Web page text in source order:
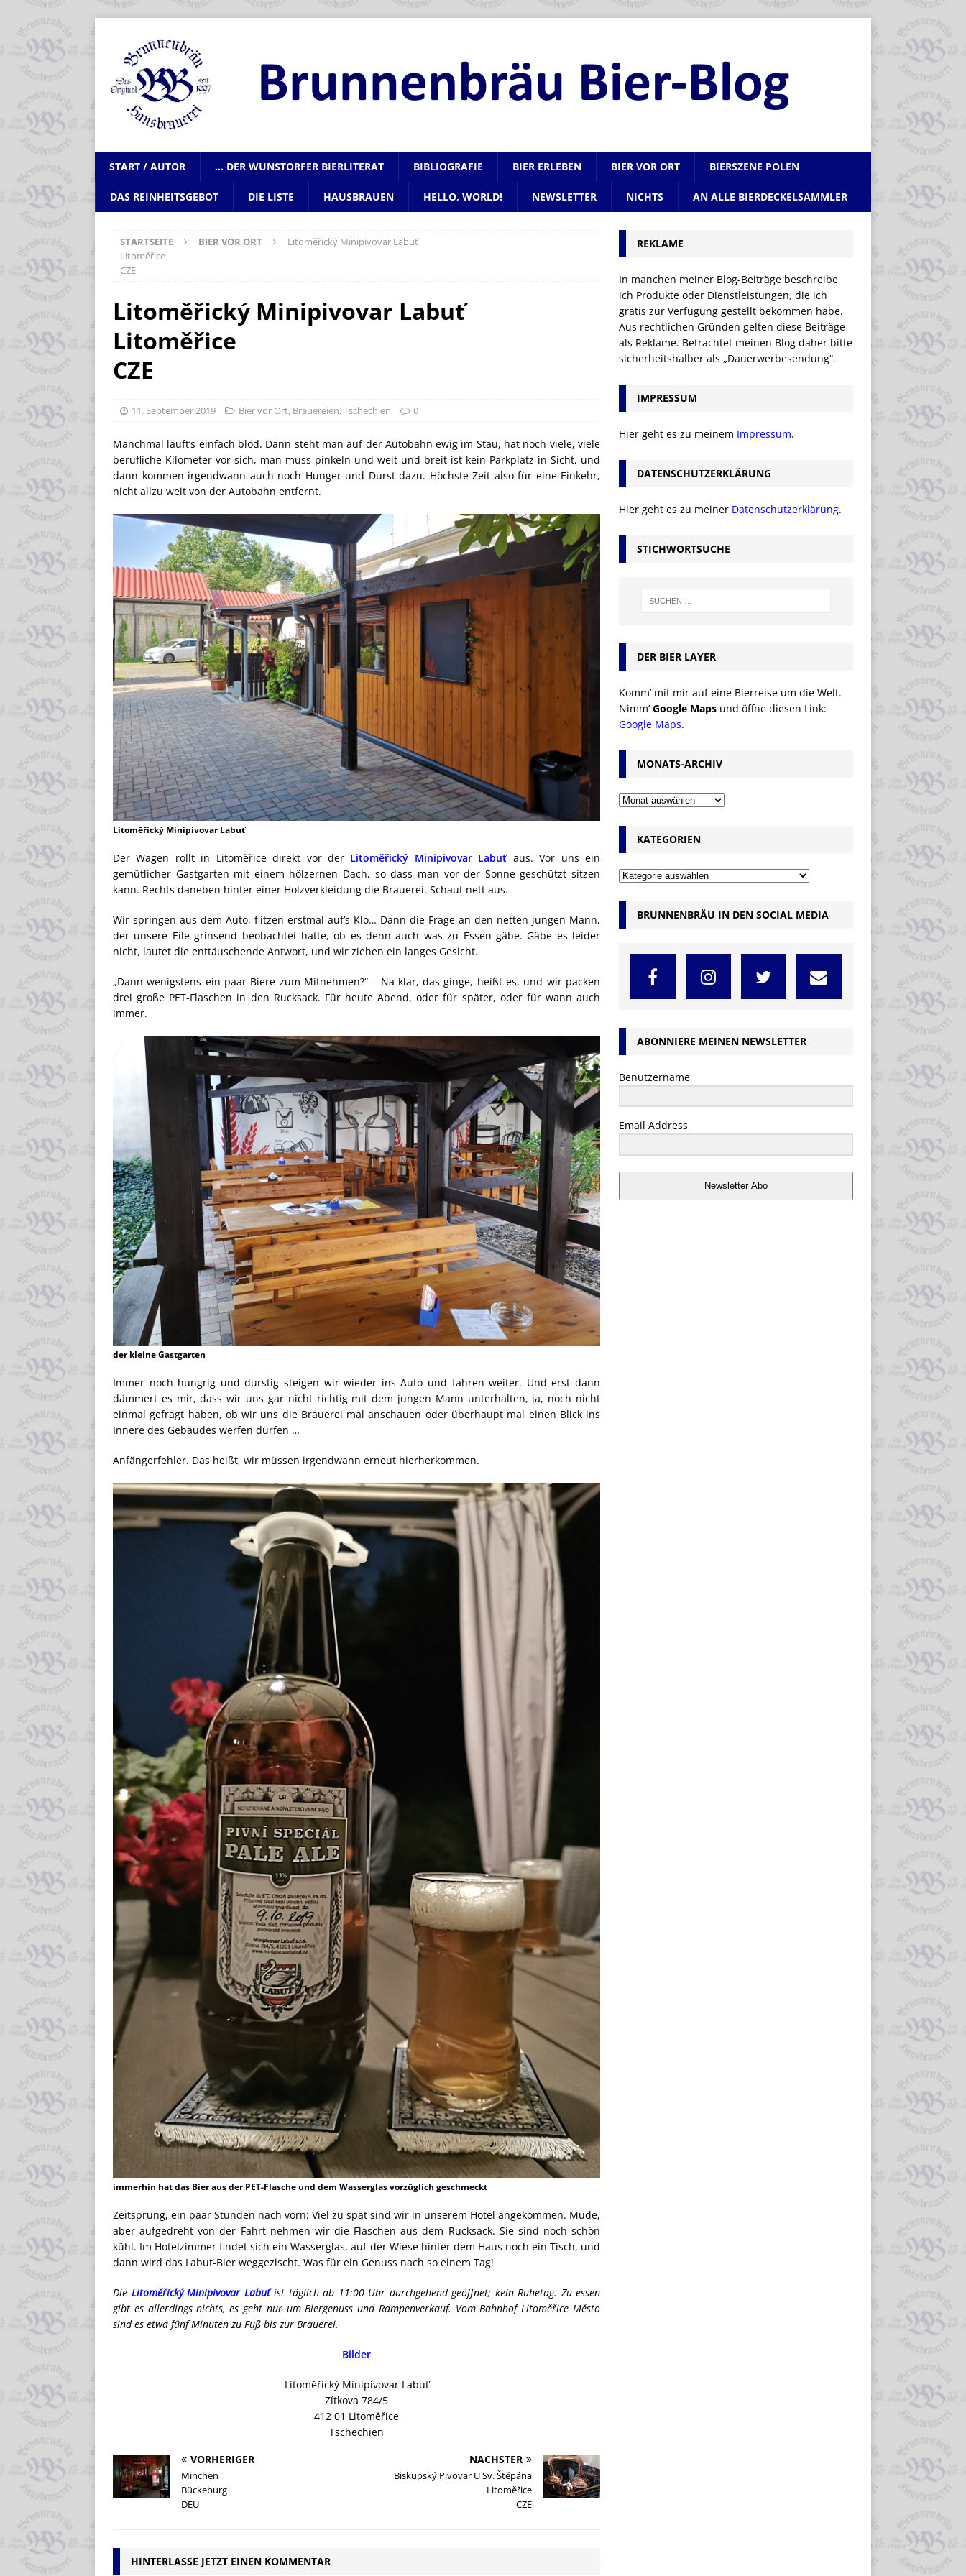
START / AUTOR … DER WUNSTORFER BIERLITERAT BIBLIOGRAFIE BIER ERLEBEN BIER VOR ORT BIERSZENE POLEN
DAS REINHEITSGEBOT DIE LISTE HAUSBRAUEN HELLO, WORLD! NEWSLETTER NICHTS AN ALLE BIERDECKELSAMMLER
STARTSEITE BIER VOR ORT
Litoměřický Minipivovar Labuť
Litoměřice
CZE
Litoměřický Minipivovar Labuť
Litoměřice
CZE
11. September 2019 Bier vor Ort, Brauereien,Tschechien 0
Manchmal läuft’s einfach blöd. Dann steht man auf der Autobahn ewig im Stau, hat noch viele, viele
berufliche Kilometer vor sich, man muss pinkeln und weit und breit ist kein Parkplatz in Sicht, und
dann kommen irgendwann auch noch Hunger und Durst dazu. Höchste Zeit also für eine Einkehr,
nicht allzu weit von der Autobahn entfernt.
Litoměřický Minipivovar Labuť
Der Wagen rollt in Litoměřice direkt vor der Litoměřický Minipivovar Labuťaus. Vor uns ein
gemütlicher Gastgarten mit einem hölzernen Dach, so dass man vor der Sonne geschützt sitzen
kann. Rechts daneben hinter einer Holzverkleidung die Brauerei. Schaut nett aus.
Wir springen aus dem Auto, flitzen erstmal auf’s Klo… Dann die Frage an den netten jungen Mann,
der unsere Eile grinsend beobachtet hatte, ob es denn auch was zu Essen gäbe. Gäbe es leider
nicht, lautet die enttäuschende Antwort, und wir ziehen ein langes Gesicht.
„Dann wenigstens ein paar Biere zum Mitnehmen?“ – Na klar, das ginge, heißt es, und wir packen
drei große PET-Flaschen in den Rucksack. Für heute Abend, oder für später, oder für wann auch
immer.
der kleine Gastgarten
Immer noch hungrig und durstig steigen wir wieder ins Auto und fahren weiter. Und erst dann
dämmert es mir, dass wir uns gar nicht richtig mit dem jungen Mann unterhalten, ja, noch nicht
einmal gefragt haben, ob wir uns die Brauerei mal anschauen oder überhaupt mal einen Blick ins
Innere des Gebäudes werfen dürfen …
Anfängerfehler. Das heißt, wir müssen irgendwann erneut hierherkommen.
immerhin hat das Bier aus der PET-Flasche und dem Wasserglas vorzüglich geschmeckt
Zeitsprung, ein paar Stunden nach vorn: Viel zu spät sind wir in unserem Hotel angekommen. Müde,
aber aufgedreht von der Fahrt nehmen wir die Flaschen aus dem Rucksack. Sie sind noch schön
kühl. Im Hotelzimmer findet sich ein Wasserglas, auf der Wiese hinter dem Haus noch ein Tisch, und
dann wird das Labuť-Bier weggezischt. Was für ein Genuss nach so einem Tag!
Die Litoměřický Minipivovar Labuťist täglich ab 11:00 Uhr durchgehend geöffnet; kein Ruhetag. Zu essen
gibt es allerdings nichts, es geht nur um Biergenuss und Rampenverkauf. Vom Bahnhof Litoměřice Město
sind es etwa fünf Minuten zu Fuß bis zur Brauerei.
Bilder
Litoměřický Minipivovar Labuť
Zítkova 784/5
412 01 Litoměřice
Tschechien
VORHERIGER
Minchen
Bückeburg
DEU
NÄCHSTER
Biskupský Pivovar U Sv. Štěpána
Litoměřice
CZE
HINTERLASSE JETZT EINEN KOMMENTAR
REKLAME
In manchen meiner Blog-Beiträge beschreibe
ich Produkte oder Dienstleistungen, die ich
gratis zur Verfügung gestellt bekommen habe.
Aus rechtlichen Gründen gelten diese Beiträge
als Reklame. Betrachtet meinen Blog daher bitte
sicherheitshalber als „Dauerwerbesendung“.
IMPRESSUM
Hier geht es zu meinem Impressum.
DATENSCHUTZERKLÄRUNG
Hier geht es zu meiner Datenschutzerklärung.
STICHWORTSUCHE
DER BIER LAYER
Komm’ mit mir auf eine Bierreise um die Welt.
Nimm’ Google Maps und öffne diesen Link:
Google Maps.
MONATS-ARCHIV
KATEGORIEN
BRUNNENBRÄU IN DEN SOCIAL MEDIA
ABONNIERE MEINEN NEWSLETTER
Benutzername
Email Address
Newsletter Abo